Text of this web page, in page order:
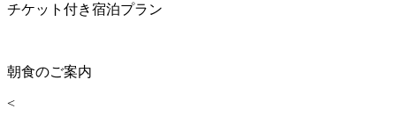
チケット付き宿泊プラン
朝食のご案内
<